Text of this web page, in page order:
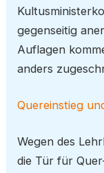
gegenseitig
Auflagen
anders
Quereinstieg
Wegen des
die Tür für